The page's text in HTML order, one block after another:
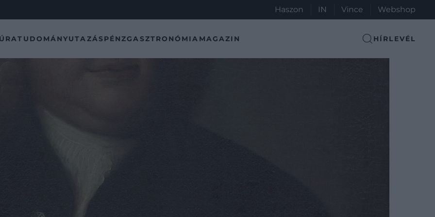
Haszon IN Vince Webshop
TUDOMÁNYUTAZÁSPÉNZGASZTRONÓMIA MAGAZIN HÍRLEVÉL